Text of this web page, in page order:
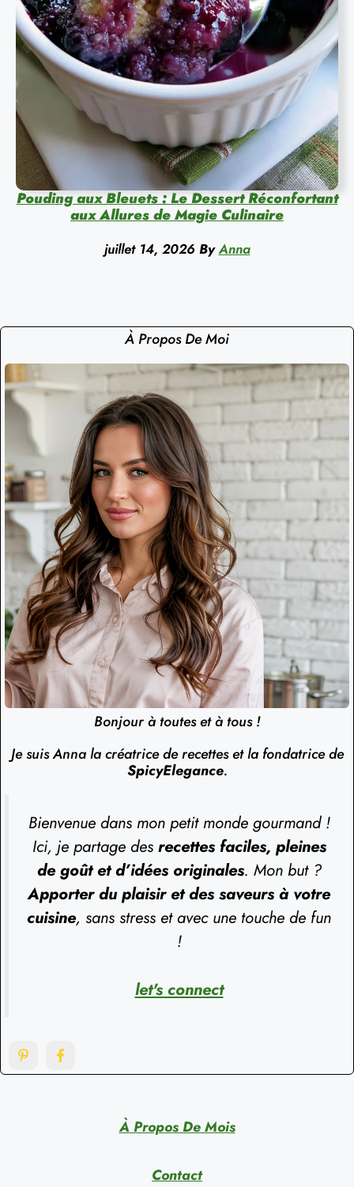
Pouding aux Bleuets : Le Dessert Réconfortant
aux Allures de Magie Culinaire
juillet 14, 2026 By Anna
À Propos De Moi
Bonjour à toutes et à tous !
Je suis Anna la créatrice de recettes et la fondatrice de
SpicyElegance.
Bienvenue dans mon petit monde gourmand !
Ici, je partage des recettes faciles, pleines
de goût et d’idées originales. Mon but ?
Apporter du plaisir et des saveurs à votre
cuisine, sans stress et avec une touche de fun
!
let's connect
À Propos De Mois
Contact